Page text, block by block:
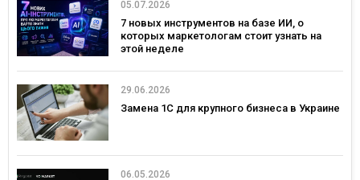
05.07.2026
7 новых инструментов на базе ИИ, о
которых маркетологам стоит узнать на
этой неделе
29.06.2026
Замена 1С для крупного бизнеса в Украине
06.05.2026